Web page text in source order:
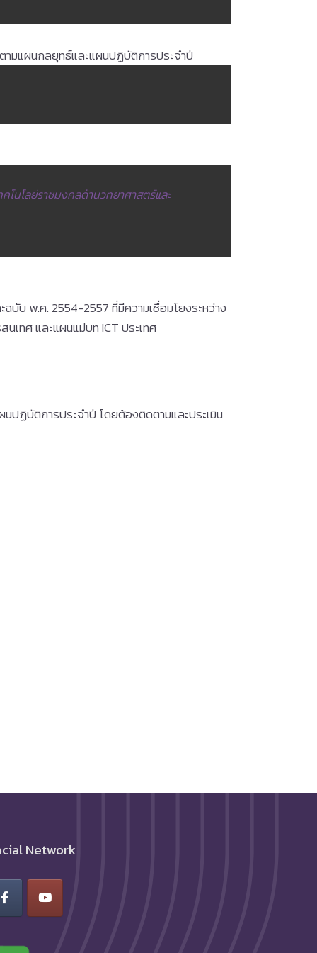
ามแผนกลยุทธ์และแผนปฏิบัติการประจำปี
นโลยีราชมงคลด้านวิทยาศาสตร์และ
บับ พ.ศ. 2554-2557 ที่มีความเชื่อมโยงระหว่าง
เทศ และแผนแม่บท ICT ประเทศ
ปฏิบัติการประจำปี โดยต้องติดตามและประเมิน
Network